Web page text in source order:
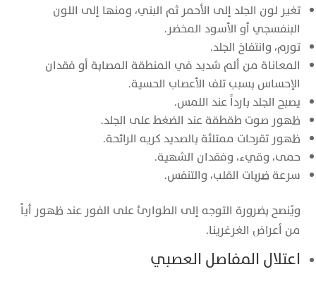
تغير لون الجلد إلى الأحمر ثم البني، ومنها إلى اللون
البنفسجي أو الأسود المخضر.
تورم، وانتفاخ الجلد.
المعاناة من ألم شديد في المنطقة المصابة أو فقدان
الإحساس بسبب تلف الأعصاب الحسية.
يصبح الجلد بارداً عند اللمس.
ظهور صوت طقطقة عند الضغط على الجلد.
ظهور تقرحات ممتلئة بالصديد كريه الرائحة.
حمى، وقيء، وفقدان الشهية.
سرعة ضربات القلب، والتنفس.
ويُنصح بضرورة التوجه إلى الطوارئ على الفور عند ظهور أياً
من أعراض الغرغرينا.
اعتلال المفاصل العصبي